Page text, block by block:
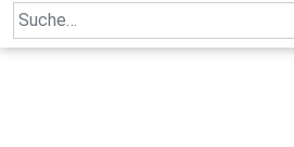
Search
for: